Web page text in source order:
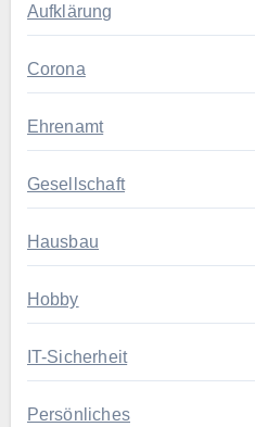
Aufklärung
Corona
Ehrenamt
Gesellschaft
Hausbau
Hobby
IT-Sicherheit
Persönliches